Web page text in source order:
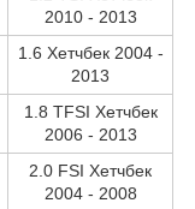
2010 - 2013
1.6 Хетчбек 2004 -
2013
1.8 TFSI Хетчбек
2006 - 2013
2.0 FSI Хетчбек
2004 - 2008